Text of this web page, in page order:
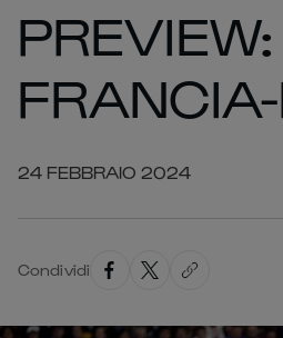
PREVIEW:
24 FEBBRAIO 2024
Condividi